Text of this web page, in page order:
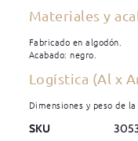
Materiales y
Fabricado en algodón.
Acabado: negro.
Logística (Al x
Dimensiones y peso de
SKU